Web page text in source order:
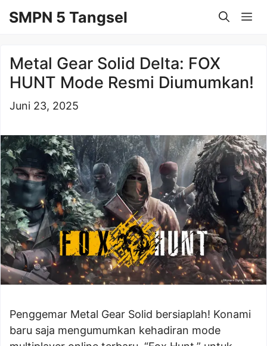
keSMPN 5 Tangsel
Metal Gear Solid Delta: FOX
HUNT Mode Resmi Diumumkan!
Juni 23, 2025
Penggemar Metal Gear Solid bersiaplah! Konami
baru saja mengumumkan kehadiran mode